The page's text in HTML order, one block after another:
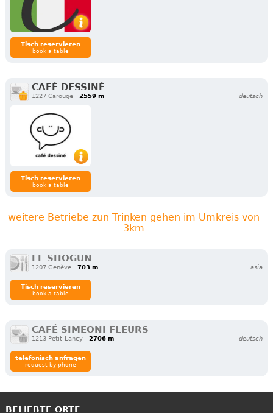
Tisch reservieren
book a table
CAFÉ DESSINÉ
1227 Carouge 2559 m deutsch
Tisch reservieren
book a table
weitere Betriebe zun Trinken gehen im Umkreis von
3km
LE SHOGUN
1207 Genève 703 m asia
Tisch reservieren
book a table
CAFÉ SIMEONI FLEURS
1213 Petit-Lancy 2706 m deutsch
telefonisch anfragen
request by phone
BELIEBTE ORTE